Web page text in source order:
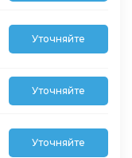
Уточняйте
Уточняйте
Уточняйте